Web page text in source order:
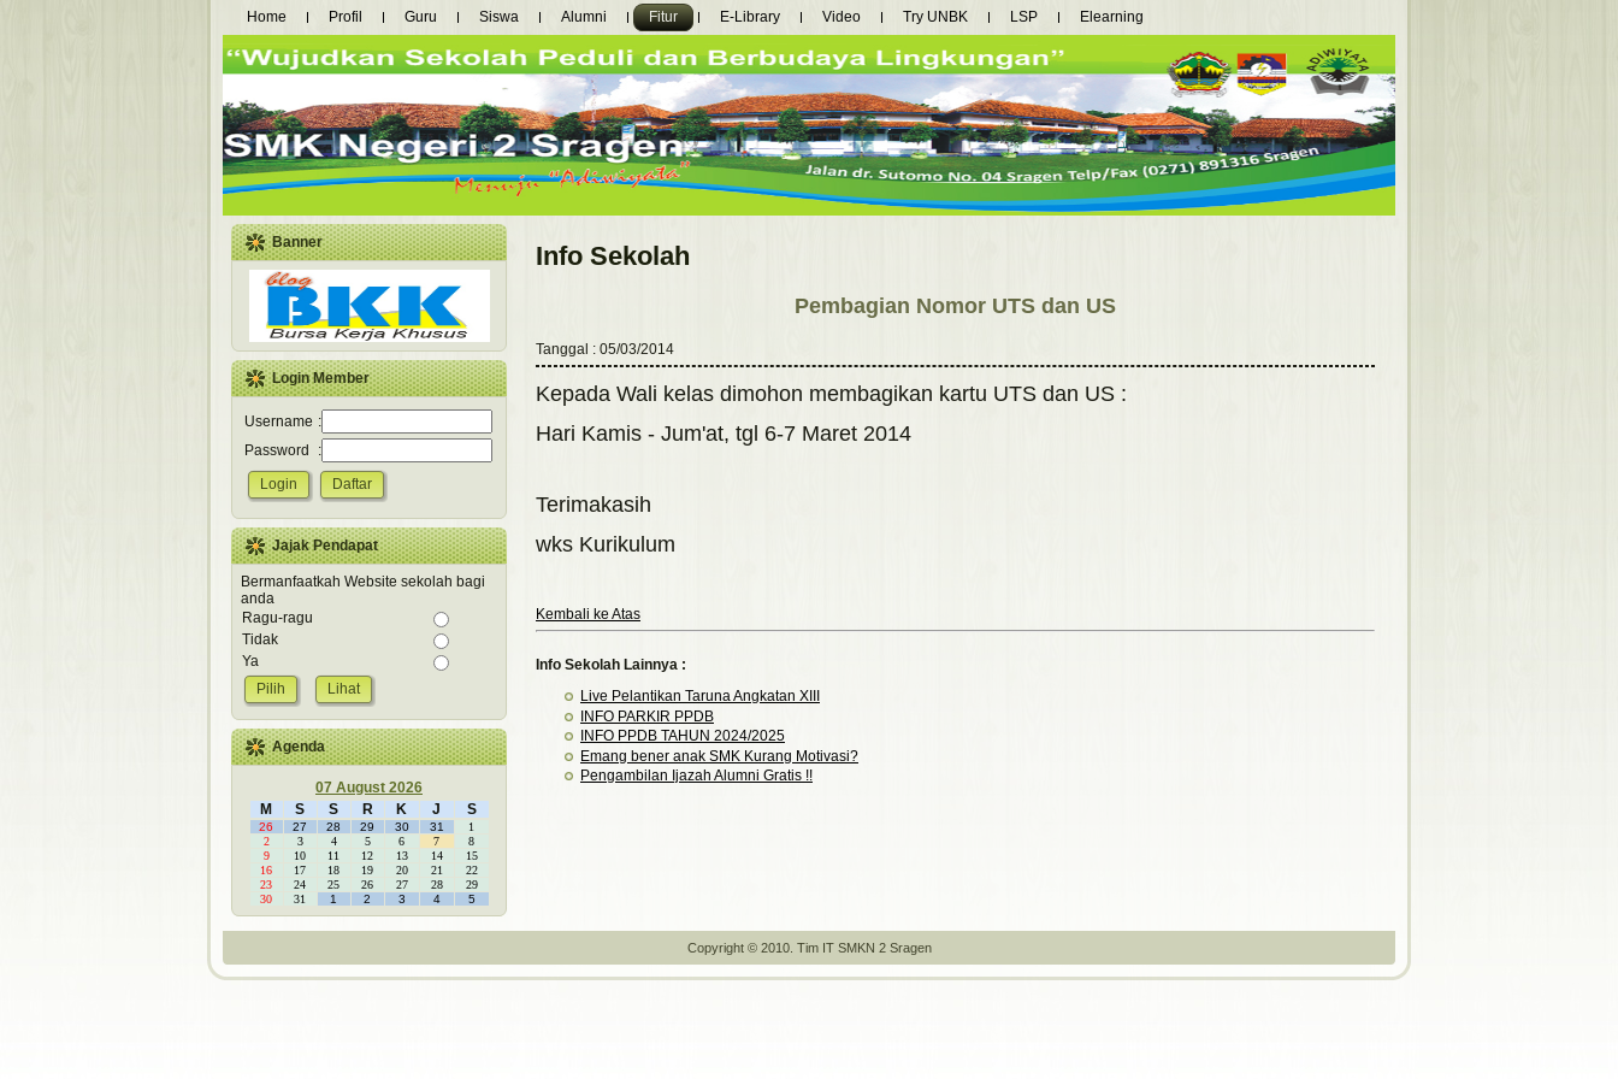
Home Profil Guru Siswa Alumni Fitur E-Library Video Try UNBK LSP Elearning
Banner
Login Member
Username :
Password
:
Jajak Pendapat
Bermanfaatkah Website sekolah bagi
anda
Ragu-ragu
Tidak
Ya
Lihat
Agenda
07 August 2026
M
S S R K J S
26 27 28 29 30 31
1
2
3 4 5 6 7
8
9
10 11 12 13 14
15
16
17 18 19 20 21
22
23
24 25 26 27 28
29
30
31 1 2 3 4 5
Info Sekolah
Pembagian Nomor UTS dan US
Tanggal : 05/03/2014
Kepada Wali kelas dimohon membagikan kartu UTS dan US :
Hari Kamis - Jum'at, tgl 6-7 Maret 2014
Terimakasih
wks Kurikulum
Kembali ke Atas
Info Sekolah Lainnya :
Live Pelantikan Taruna Angkatan XIII
INFO PARKIR PPDB
INFO PPDB TAHUN 2024/2025
Emang bener anak SMK Kurang Motivasi?
Pengambilan Ijazah Alumni Gratis !!
Copyright © 2010. Tim IT SMKN 2 Sragen